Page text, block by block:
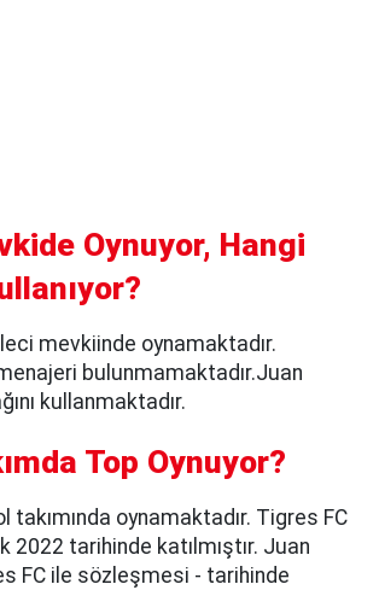
Oynuyor, Hangi
mevkiinde oynamaktadır.
bulunmamaktadır.Juan
kullanmaktadır.
Top Oynuyor?
takımında oynamaktadır. Tigres FC
2022 tarihinde katılmıştır. Juan
FC ile sözleşmesi - tarihinde